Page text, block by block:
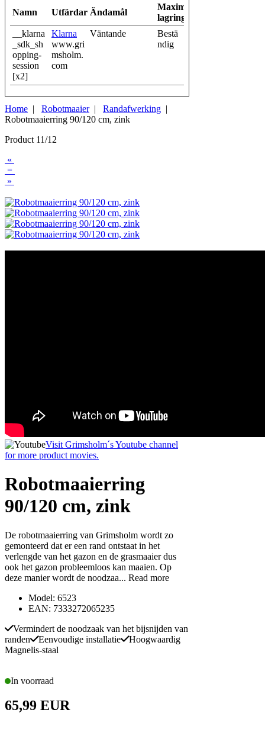
Namn UtfärdareÄndamål
Maximal
lagringstid
__klarna
_sdk_sh
opping-
session
[x2]
Klarna
www.gri
msholm.
com
Väntande
Bestä
ndig
Home | Robotmaaier| Randafwerking |
Robotmaaierring 90/120 cm, zink
Product 11/12
«
=
»
Visit Grimsholm´s Youtube channel
for more product movies.
Robotmaaierring
90/120 cm, zink
De robotmaaierring van Grimsholm wordt zo
gemonteerd dat er een rand ontstaat in het
verlengde van het gazon en de grasmaaier dus
ook het gazon probleemloos kan maaien. Op
deze manier wordt de noodzaa... Read more
Model: 6523
EAN: 7333272065235
Vermindert de noodzaak van het bijsnijden van
randen
Eenvoudige installatie
Hoogwaardig
Magnelis-staal
In voorraad
65,99 EUR